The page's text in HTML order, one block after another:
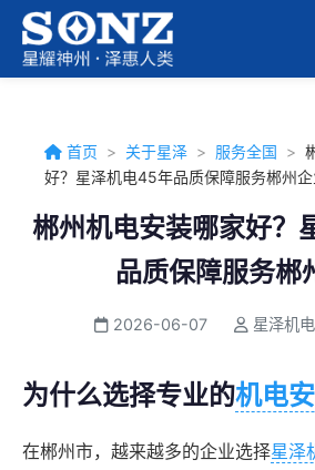
首页 > 关于星泽 > 服务全国 >
好？星泽机电45年品质保障服务郴州企
郴州机电安装哪家好？
品质保障服务郴
2026-06-07 星泽机电
为什么选择专业的机电
在郴州市，越来越多的企业选择星泽